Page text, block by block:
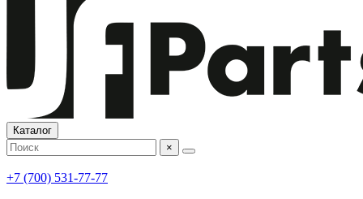
Каталог
×
+7 (700) 531-77-77